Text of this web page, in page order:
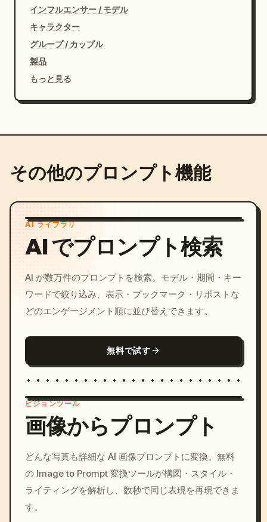
インフルエンサー / モデル
キャラクター
グループ / カップル
製品
もっと見る
その他のプロンプト機能
AI ライブラリ
AI でプロンプト検索
AI が数万件のプロンプトを検索。モデル・期間・キー
ワードで絞り込み、表示・ブックマーク・リポストな
どのエンゲージメント順に並び替えできます。
無料で試す
c, cyberpunk sunset, neon
colors, 8k --v 6.0
ビジョンツール
画像からプロンプト
どんな写真も詳細な AI 画像プロンプトに変換。無料
の Image to Prompt 変換ツールが構図・スタイル・
ライティングを解析し、数秒で同じ表現を再現できま
す。